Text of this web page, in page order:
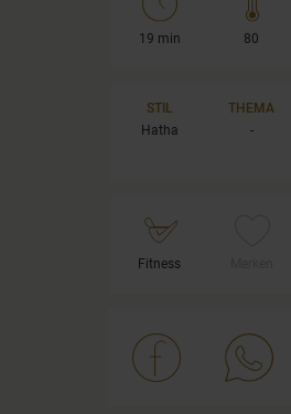
19 min 80
STIL
Hatha
THEMA
-
Fitness